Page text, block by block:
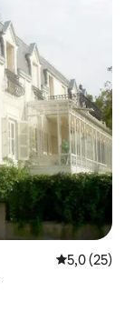
Просечна
5,0 (25)